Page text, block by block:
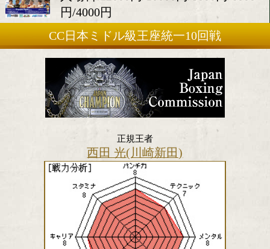
2017年5月1日(月)
会場:後楽園ホール
入場料:12000円/10000円/8000
円/4000円
CC日本ミドル級王座統一10回戦
正規王者
西田 光(川崎新田)